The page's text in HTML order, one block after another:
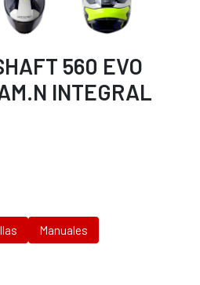
560 EVO
INTEGRAL
Manuales